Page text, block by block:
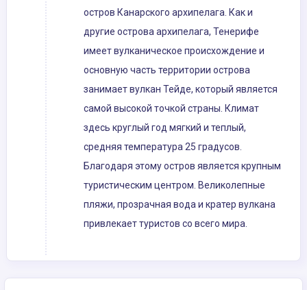
остров Канарского архипелага. Как и
другие острова архипелага, Тенерифе
имеет вулканическое происхождение и
основную часть территории острова
занимает вулкан Тейде, который является
самой высокой точкой страны. Климат
здесь круглый год мягкий и теплый,
средняя температура 25 градусов.
Благодаря этому остров является крупным
туристическим центром. Великолепные
пляжи, прозрачная вода и кратер вулкана
привлекает туристов со всего мира.